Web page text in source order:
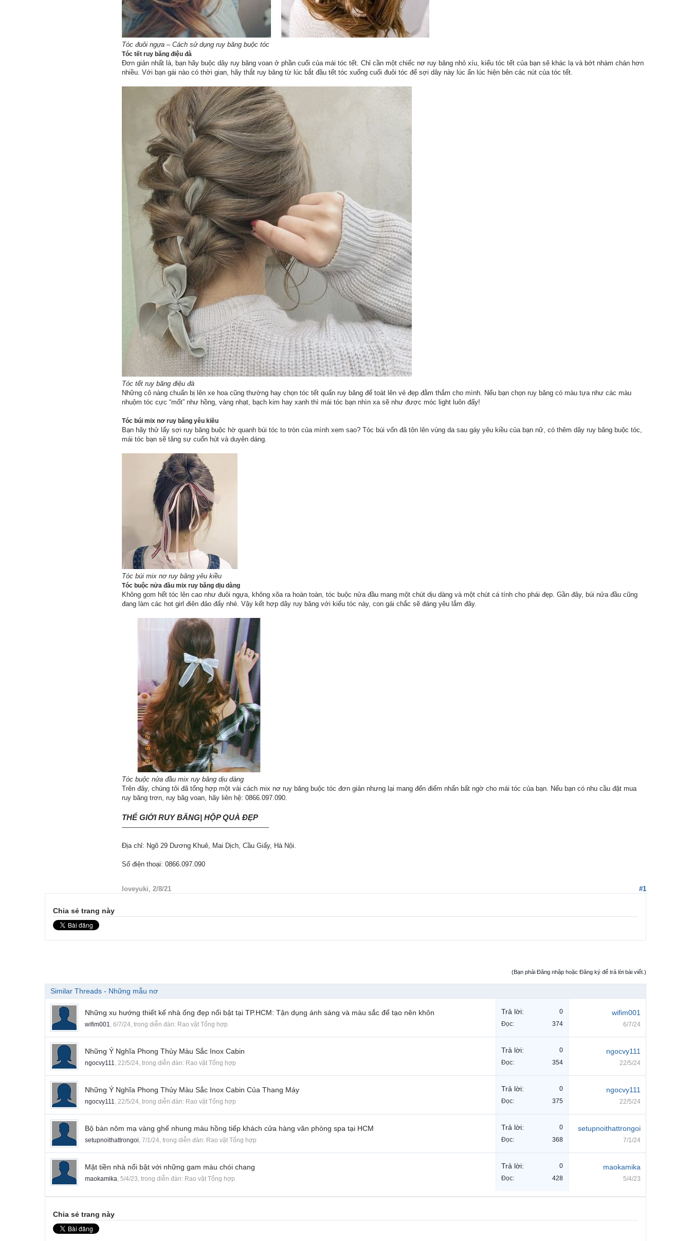
Tóc đuôi ngựa – Cách sử dụng ruy băng buộc tóc
Tóc tết ruy băng điệu đà
Đơn giản nhất là, bạn hãy buộc dây ruy băng voan ở phần cuối của mái tóc tết. Chỉ cần một chiếc nơ ruy băng nhỏ xíu, kiểu tóc tết của bạn sẽ khác lạ và bớt nhàm chán hơn
nhiều. Với bạn gái nào có thời gian, hãy thắt ruy băng từ lúc bắt đầu tết tóc xuống cuối đuôi tóc để sợi dây này lúc ẩn lúc hiện bên các nút của tóc tết.
Tóc tết ruy băng điệu đà
Những cô nàng chuẩn bị lên xe hoa cũng thường hay chọn tóc tết quấn ruy băng để toát lên vẻ đẹp đằm thắm cho mình. Nếu bạn chọn ruy băng có màu tựa như các màu
nhuộm tóc cực “mốt” như hồng, vàng nhạt, bạch kim hay xanh thì mái tóc bạn nhìn xa sẽ như được móc light luôn đấy!
Tóc búi mix nơ ruy băng yêu kiều
Bạn hãy thử lấy sợi ruy băng buộc hờ quanh búi tóc to tròn của mình xem sao? Tóc búi vốn đã tôn lên vùng da sau gáy yêu kiều của bạn nữ, có thêm dây ruy băng buộc tóc,
mái tóc bạn sẽ tăng sự cuốn hút và duyên dáng.
Tóc búi mix nơ ruy băng yêu kiều
Tóc buộc nửa đầu mix ruy băng dịu dàng
Không gom hết tóc lên cao như đuôi ngựa, không xõa ra hoàn toàn, tóc buộc nửa đầu mang một chút dịu dàng và một chút cá tính cho phái đẹp. Gần đây, búi nửa đầu cũng
đang làm các hot girl điên đảo đấy nhé. Vậy kết hợp dây ruy băng với kiểu tóc này, con gái chắc sẽ đáng yêu lắm đây.
Tóc buộc nửa đầu mix ruy băng dịu dàng
Trên đây, chúng tôi đã tổng hợp một vài cách mix nơ ruy băng buộc tóc đơn giản nhưng lại mang đến điểm nhấn bất ngờ cho mái tóc của bạn. Nếu bạn có nhu cầu đặt mua
ruy băng trơn, ruy băg voan, hãy liên hệ: 0866.097.090.
THỂ GIỚI RUY BĂNG| HỘP QUÀ ĐẸP
——————————————————————
Địa chỉ: Ngõ 29 Dương Khuê, Mai Dịch, Cầu Giấy, Hà Nội.
Số điện thoại: 0866.097.090
loveyuki, 2/8/21 #1
Chia sẻ trang này
(Bạn phải Đăng nhập hoặc Đăng ký để trả lời bài viết.)
Similar Threads - Những mẫu nơ
Những xu hướng thiết kế nhà ống đẹp nổi bật tại TP.HCM: Tận dụng ánh sáng và màu sắc để tạo nên khôn
wifim001, 6/7/24, trong diễn đàn: Rao vặt Tổng hợp
Trả lời:
0
Đọc:
374
wifim001
6/7/24
Những Ý Nghĩa Phong Thủy Màu Sắc Inox Cabin
ngocvy111, 22/5/24, trong diễn đàn: Rao vặt Tổng hợp
Trả lời:
0
Đọc:
354
ngocvy111
22/5/24
Những Ý Nghĩa Phong Thủy Màu Sắc Inox Cabin Của Thang Máy
ngocvy111, 22/5/24, trong diễn đàn: Rao vặt Tổng hợp
Trả lời:
0
Đọc:
375
ngocvy111
22/5/24
Bộ bàn nôm mạ vàng ghế nhung màu hồng tiếp khách cửa hàng văn phòng spa tại HCM
setupnoithattrongoi, 7/1/24, trong diễn đàn: Rao vặt Tổng hợp
Trả lời:
0
Đọc:
368
setupnoithattrongoi
7/1/24
Mặt tiền nhà nổi bật với những gam màu chói chang
maokamika, 5/4/23, trong diễn đàn: Rao vặt Tổng hợp
Trả lời:
0
Đọc:
428
maokamika
5/4/23
Chia sẻ trang này